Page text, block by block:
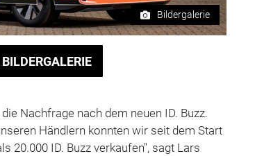
Bildergalerie
Nachfrage nach dem neuen ID. Buzz.
Händlern konnten wir seit dem Start
20.000 ID. Buzz verkaufen", sagt Lars